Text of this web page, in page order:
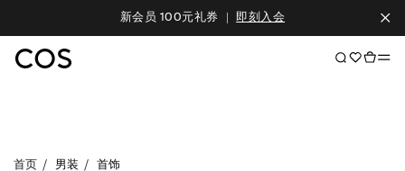
新会员 100元礼券 即刻入会
首页 男装 首饰